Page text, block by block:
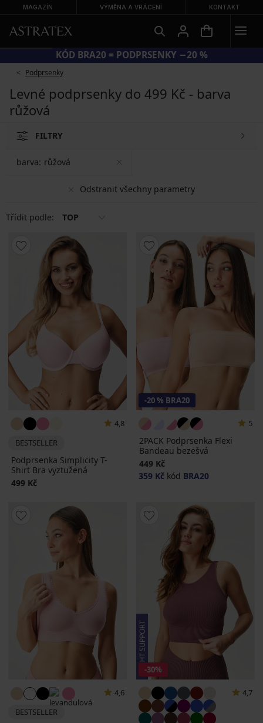
MAGAZÍN VÝMĚNA A VRÁCENÍ KONTAKT
KÓD BRA20 = PODPRSENKY −20 %
Podprsenky
Levné podprsenky do 499 Kč - barva
růžová
FILTRY
Odstranit všechny parametry
barva: růžová
Třídit podle: TOP
4,8
BESTSELLER
Podprsenka Simplicity T-
Shirt Bra vyztužená
499 Kč
-20 % BRA20
5
2PACK Podprsenka Flexi
Bandeau bezešvá
449 Kč
359 Kč kód BRA20
4,6
BESTSELLER
-30%
4,7